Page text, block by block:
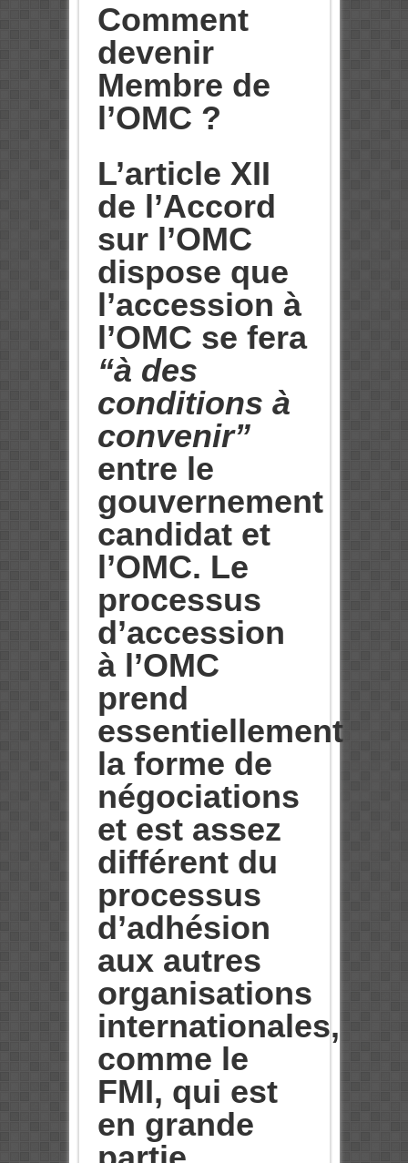
Comment
devenir
Membre de
l’OMC ?
L’article XII
de l’Accord
sur l’OMC
dispose que
l’accession à
l’OMC se fera
“à des
conditions à
convenir”
entre le
gouvernement
candidat et
l’OMC. Le
processus
d’accession
à l’OMC
prend
essentiellement
la forme de
négociations
et est assez
différent du
processus
d’adhésion
aux autres
organisations
internationales,
comme le
FMI, qui est
en grande